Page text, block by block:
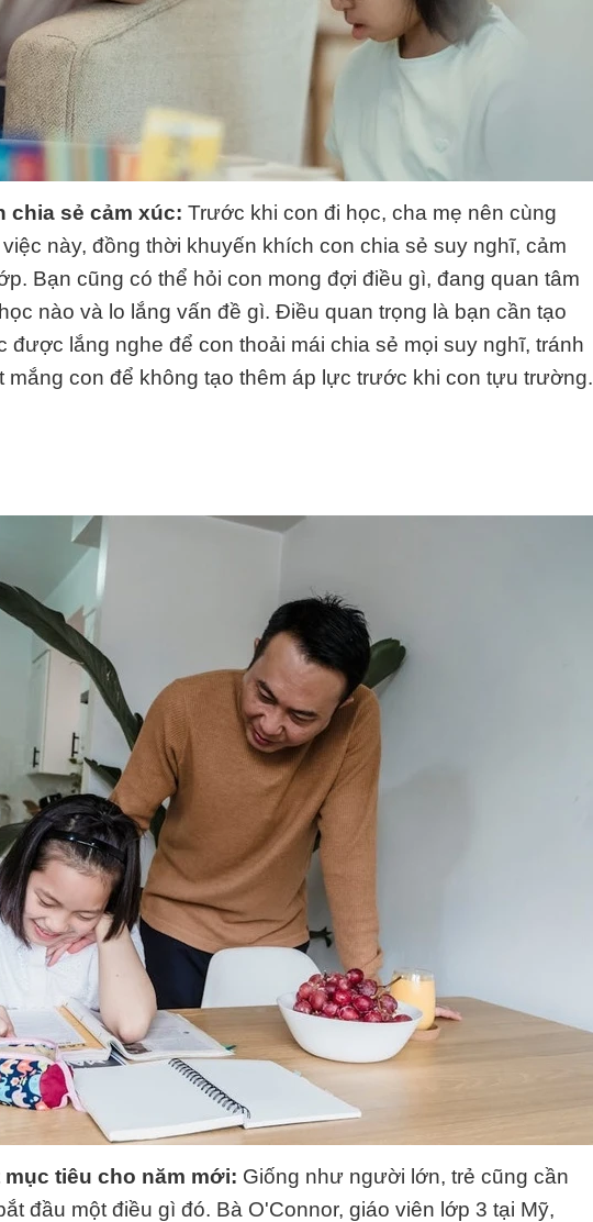
chia sẻ cảm xúc: Trước khi con đi học, cha mẹ nên cùng
này, đồng thời khuyến khích con chia sẻ suy nghĩ, cảm
Bạn cũng có thể hỏi con mong đợi điều gì, đang quan tâm
nào và lo lắng vấn đề gì. Điều quan trọng là bạn cần tạo
được lắng nghe để con thoải mái chia sẻ mọi suy nghĩ, tránh
mắng con để không tạo thêm áp lực trước khi con tựu trường.
tiêu cho năm mới: Giống như người lớn, trẻ cũng cần
đầu một điều gì đó. Bà O'Connor, giáo viên lớp 3 tại Mỹ,